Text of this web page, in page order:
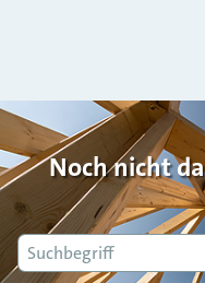
Noch nicht
Suche